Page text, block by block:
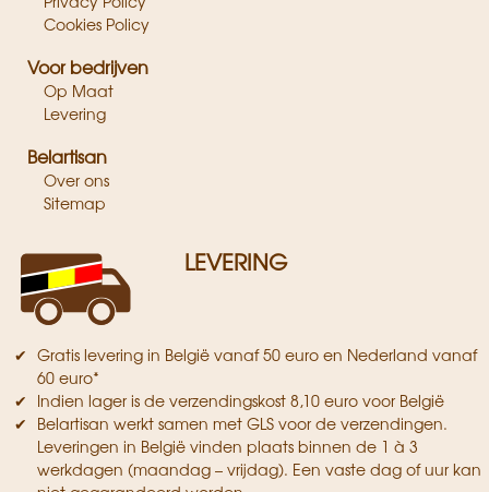
Cookies Policy
Voor bedrijven
Op Maat
Levering
Belartisan
Over ons
Sitemap
LEVERING
Gratis levering in België vanaf 50 euro en Nederland vanaf
60 euro*
Indien lager is de verzendingskost 8,10 euro voor België
Belartisan werkt samen met GLS voor de verzendingen.
Leveringen in België vinden plaats binnen de 1 à 3
werkdagen (maandag – vrijdag). Een vaste dag of uur kan